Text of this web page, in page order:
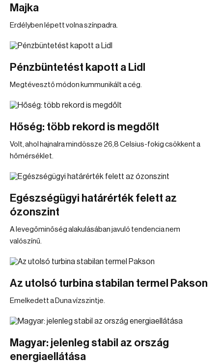
Majka
Erdélyben lépett volna színpadra.
Pénzbüntetést kapott a Lidl
Megtévesztő módon kummunikált a cég.
Hőség: több rekord is megdőlt
Volt, ahol hajnalra mindössze 26,8 Celsius-fokig csökkent a
hőmérséklet.
Egészségügyi határérték felett az
ózonszint
A levegőminőség alakulásában javuló tendencia nem
valószínű.
Az utolsó turbina stabilan termel Pakson
Emelkedett a Duna vízszintje.
Magyar: jelenleg stabil az ország
energiaellátása